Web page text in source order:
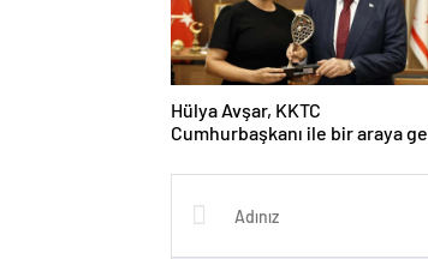
Hülya Avşar, KKTC
Cumhurbaşkanı ile bir araya